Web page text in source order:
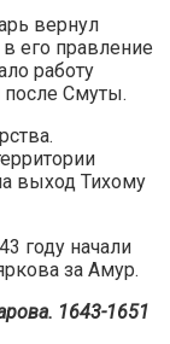
вернул
его правление
работу
после Смуты.
выход Тихому
году начали
за Амур.
1643-1651